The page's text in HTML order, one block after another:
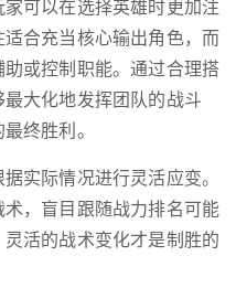
可以在选择英雄时更加注
合充当核心输出角色，而
或控制职能。通过合理搭
大化地发挥团队的战斗
终胜利。
实际情况进行灵活应变。
，盲目跟随战力排名可能
活的战术变化才是制胜的